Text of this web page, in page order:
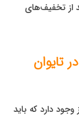
از تخفیف‌های
تایوان
دارد که باید